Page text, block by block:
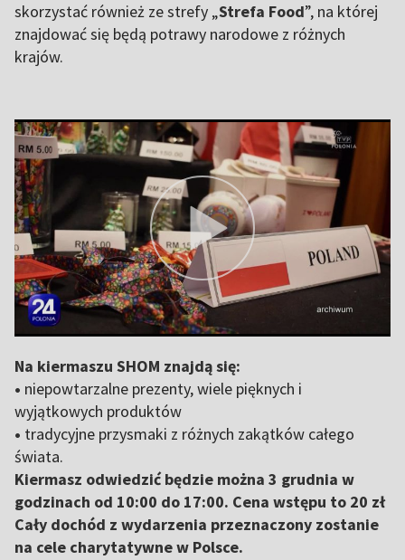
skorzystać również ze strefy „Strefa Food”, na której
znajdować się będą potrawy narodowe z różnych
krajów.
Na kiermaszu SHOM znajdą się:
• niepowtarzalne prezenty, wiele pięknych i
wyjątkowych produktów
• tradycyjne przysmaki z różnych zakątków całego
świata.
Kiermasz odwiedzić będzie można 3 grudnia w
godzinach od 10:00 do 17:00. Cena wstępu to 20 zł
Cały dochód z wydarzenia przeznaczony zostanie
na cele charytatywne w Polsce.